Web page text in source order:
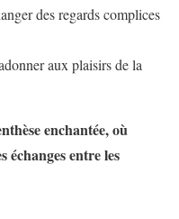
des regards complices
aux plaisirs de la
enchantée, où
échanges entre les